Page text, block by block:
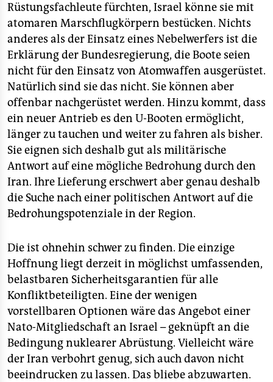
abo
genossenschaft
epaper login
Rüstungsfachleute fürchten, Israel könne sie mit
atomaren Marschflugkörpern bestücken. Nichts
anderes als der Einsatz eines Nebelwerfers ist die
Erklärung der Bundesregierung, die Boote seien
nicht für den Einsatz von Atomwaffen ausgerüstet.
Natürlich sind sie das nicht. Sie können aber
offenbar nachgerüstet werden. Hinzu kommt, dass
ein neuer Antrieb es den U-Booten ermöglicht,
länger zu tauchen und weiter zu fahren als bisher.
Sie eignen sich deshalb gut als militärische
Antwort auf eine mögliche Bedrohung durch den
Iran. Ihre Lieferung erschwert aber genau deshalb
die Suche nach einer politischen Antwort auf die
Bedrohungspotenziale in der Region.
Die ist ohnehin schwer zu finden. Die einzige
Hoffnung liegt derzeit in möglichst umfassenden,
belastbaren Sicherheitsgarantien für alle
Konfliktbeteiligten. Eine der wenigen
vorstellbaren Optionen wäre das Angebot einer
Nato-Mitgliedschaft an Israel – geknüpft an die
Bedingung nuklearer Abrüstung. Vielleicht wäre
der Iran verbohrt genug, sich auch davon nicht
beeindrucken zu lassen. Das bliebe abzuwarten.